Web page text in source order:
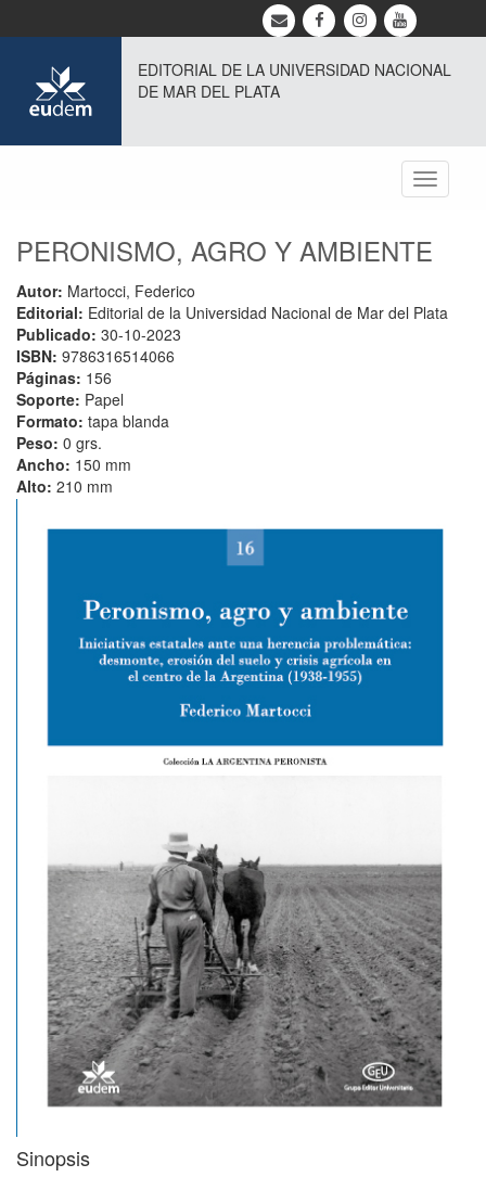
EDITORIAL DE LA UNIVERSIDAD NACIONAL
DE MAR DEL PLATA
Toggle
PERONISMO, AGRO Y AMBIENTE
Autor: Martocci, Federico
Editorial: Editorial de la Universidad Nacional de Mar del Plata
Publicado: 30-10-2023
ISBN: 9786316514066
Páginas: 156
Soporte: Papel
Formato: tapa blanda
Peso: 0 grs.
Ancho: 150 mm
Alto: 210 mm
Sinopsis